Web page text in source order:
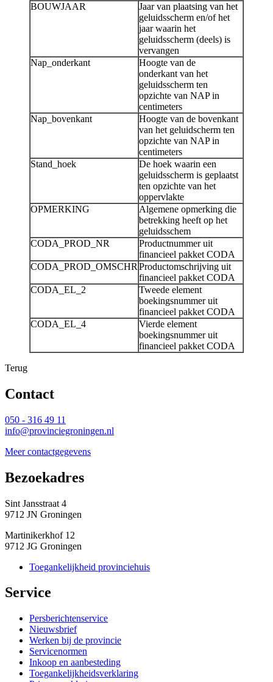
BOUWJAAR
Jaar van plaatsing van het
geluidsscherm en/of het
jaar waarin het
geluidsscherm (deels) is
vervangen
Nap_onderkant
Hoogte van de
onderkant van het
geluidsscherm ten
opzichte van NAP in
centimeters
Nap_bovenkant
Hoogte van de bovenkant
van het geluidscherm ten
opzichte van NAP in
centimeters
Stand_hoek
De hoek waarin een
geluidsscherm is geplaatst
ten opzichte van het
oppervlakte
OPMERKING
Algemene opmerking die
betrekking heeft op het
geluidsschem
CODA_PROD_NR
Productnummer uit
financieel pakket CODA
CODA_PROD_OMSCHR Productomschrijving uit
financieel pakket CODA
CODA_EL_2
Tweede element
boekingsnummer uit
financieel pakket CODA
CODA_EL_4
Vierde element
boekingsnummer uit
financieel pakket CODA
Terug
Contact
050 - 316 49 11
info@provinciegroningen.nl
Meer contactgegevens
Bezoekadres
Sint Jansstraat 4
9712 JN Groningen
Martinikerkhof 12
9712 JG Groningen
Toegankelijkheid provinciehuis
Service
Persberichtenservice
Nieuwsbrief
Werken bij de provincie
Servicenormen
Inkoop en aanbesteding
Toegankelijkheidsverklaring